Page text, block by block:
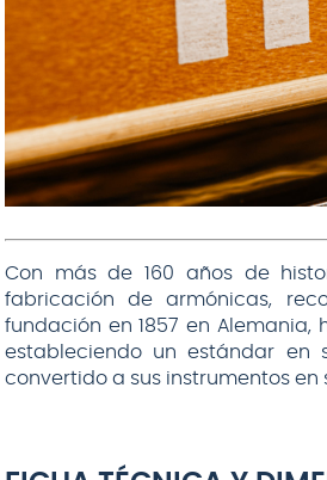
Con más de 160 años de
fabricación de armónicas,
fundación en 1857 en
estableciendo un estándar en
convertido a sus instrumentos en